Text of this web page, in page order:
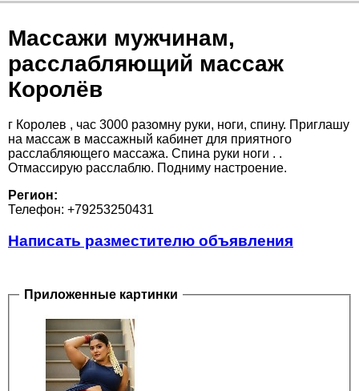
Массажи мужчинам,
расслабляющий массаж
Королёв
г Королев , час 3000 разомну руки, ноги, спину. Приглашу
на массаж в массажный кабинет для приятного
расслабляющего массажа. Спина руки ноги . .
Отмассирую расслаблю. Подниму настроение.
Регион:
Телефон: +79253250431
Написать разместителю объявления
Приложенные картинки